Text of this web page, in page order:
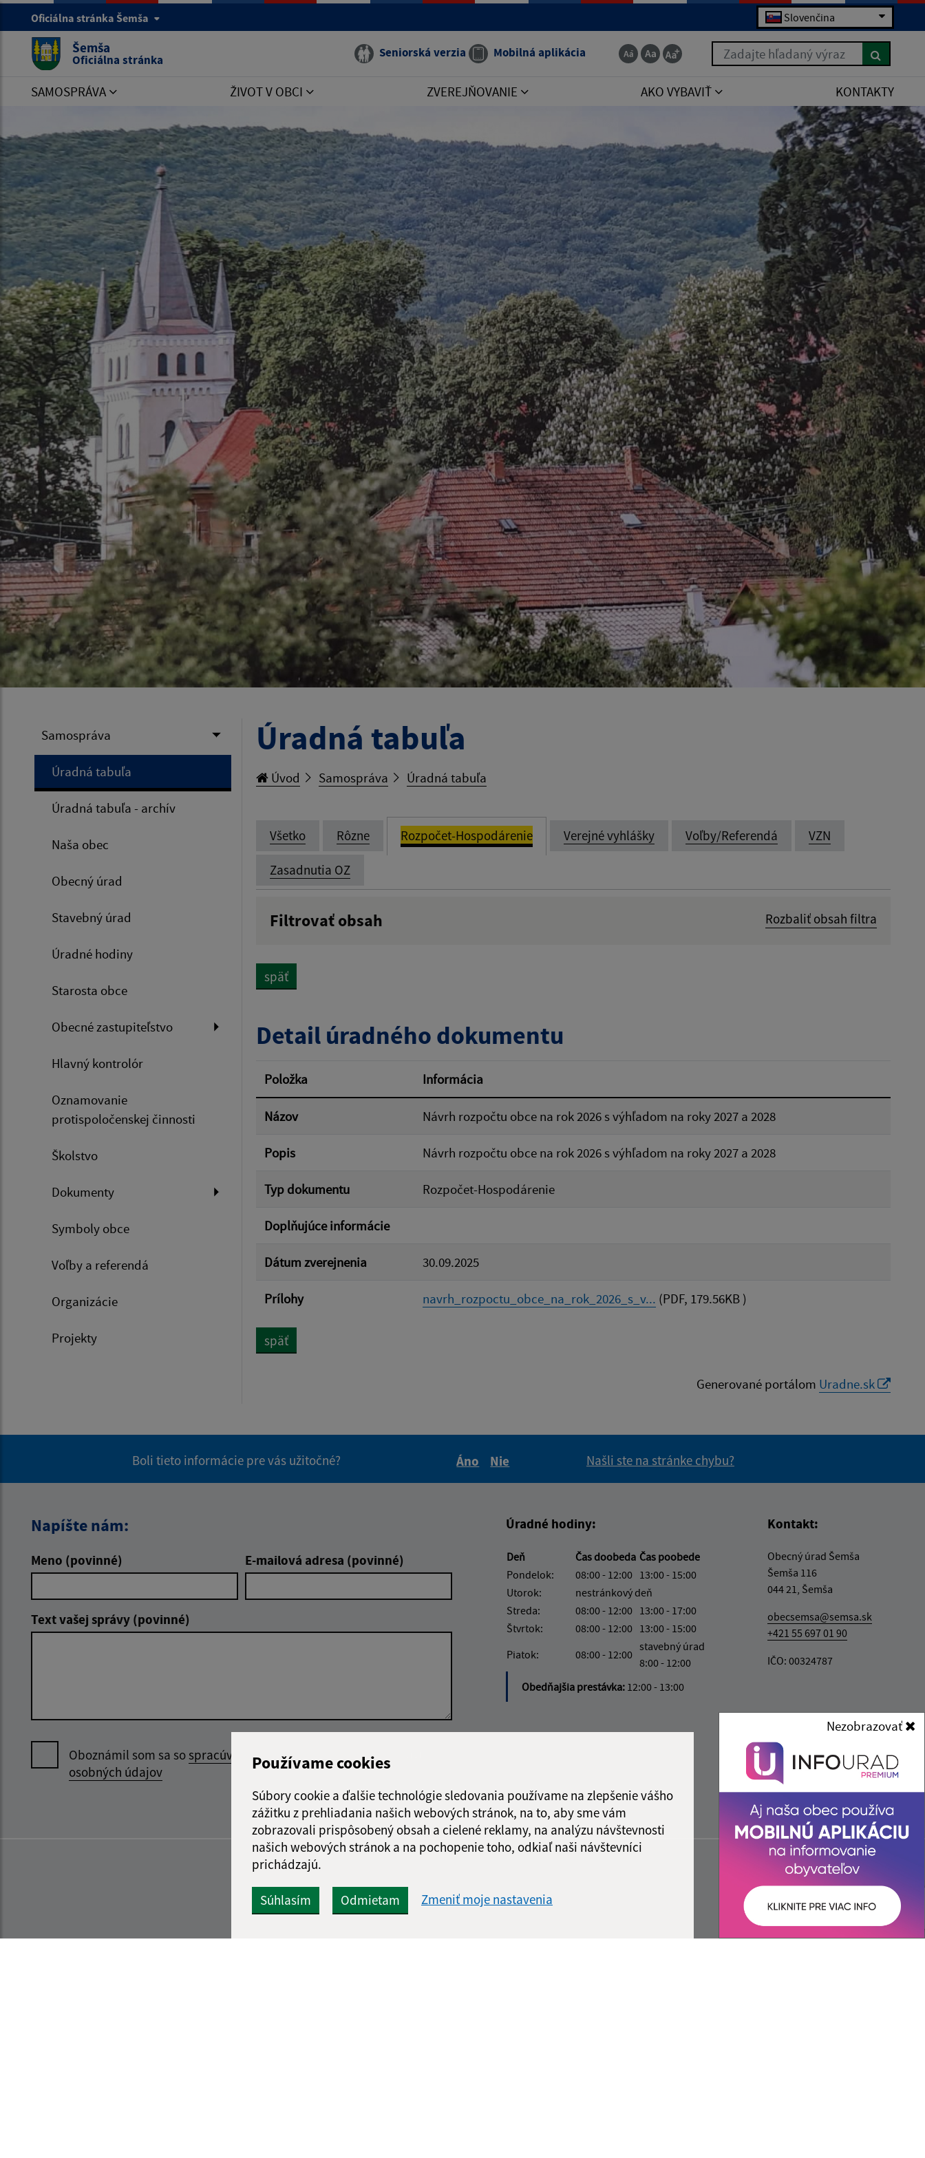
Používame cookies
Súbory cookie a ďalšie technológie sledovania používame na zlepšenie vášho
zážitku z prehliadania našich webových stránok, na to, aby sme vám
zobrazovali prispôsobený obsah a cielené reklamy, na analýzu návštevnosti
našich webových stránok a na pochopenie toho, odkiaľ naši návštevníci
prichádzajú.
Súhlasím Odmietam Zmeniť moje nastavenia
Nezobrazovať
Oficiálna stránka Šemša Slovenčina
Šemša
Oficiálna stránka Seniorská verzia Mobilná aplikácia Zadajte hľadaný výraz
SAMOSPRÁVA ŽIVOT V OBCI ZVEREJŇOVANIE AKO VYBAVIŤ KONTAKTY
Samospráva
Úradná tabuľa
Úradná tabuľa - archív
Naša obec
Obecný úrad
Stavebný úrad
Úradné hodiny
Starosta obce
Obecné zastupiteľstvo
Hlavný kontrolór
Oznamovanie
protispoločenskej činnosti
Školstvo
Dokumenty
Symboly obce
Voľby a referendá
Organizácie
Projekty
Úradná tabuľa
Úvod Samospráva Úradná tabuľa
Všetko Rôzne Rozpočet-Hospodárenie Verejné vyhlášky Voľby/Referendá VZN
Zasadnutia OZ
Filtrovať obsah Rozbaliť obsah filtra
Filtrovať
späť
Detail úradného dokumentu
Položka Informácia
Názov Návrh rozpočtu obce na rok 2026 s výhľadom na roky 2027 a 2028
Popis Návrh rozpočtu obce na rok 2026 s výhľadom na roky 2027 a 2028
Typ dokumentu Rozpočet-Hospodárenie
Doplňujúce informácie
Dátum zverejnenia 30.09.2025
Prílohy navrh_rozpoctu_obce_na_rok_2026_s_v... (PDF, 179.56KB )
späť
Generované portálom Uradne.sk
Boli tieto informácie pre vás užitočné?
Áno
Nie
Našli ste na stránke chybu?
Napíšte nám:
Meno (povinné) E-mailová adresa (povinné)
Text vašej správy (povinné)
Oboznámil som sa sospracúvaním
osobných údajov
Odoslať správu
Úradné hodiny:
Deň Čas doobeda Čas poobede
Pondelok:
08:00 - 12:00 13:00 - 15:00
Utorok:
nestránkový deň
Streda:
08:00 - 12:00 13:00 - 17:00
Štvrtok:
08:00 - 12:00 13:00 - 15:00
Piatok:
08:00 - 12:00
stavebný úrad
8:00 - 12:00
Obedňajšia prestávka: 12:00 - 13:00
Kontakt:
Obecný úrad Šemša
Šemša 116
044 21, Šemša
obecsemsa@semsa.sk
+421 55 697 01 90
IČO: 00324787